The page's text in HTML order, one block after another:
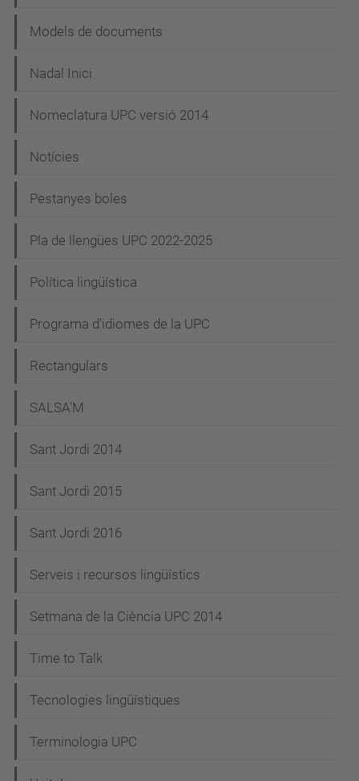
Models de documents
Nadal Inici
Nomeclatura UPC versió 2014
Notícies
Pestanyes boles
Pla de llengües UPC 2022-2025
Política lingüística
Programa d'idiomes de la UPC
Rectangulars
SALSA'M
Sant Jordi 2014
Sant Jordi 2015
Sant Jordi 2016
Serveis i recursos lingüístics
Setmana de la Ciència UPC 2014
Time to Talk
Tecnologies lingüístiques
Terminologia UPC